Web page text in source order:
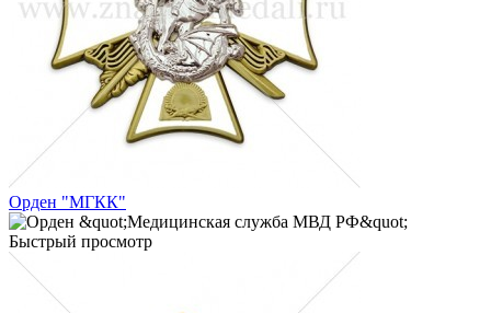
Орден "МГКК"
Быстрый просмотр